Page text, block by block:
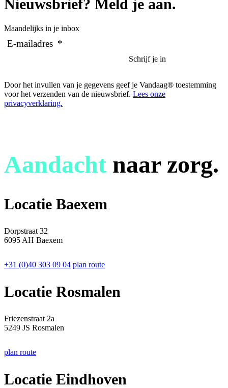
Nieuwsbrief? Meld je aan.
Maandelijks in je inbox
E-mailadres *
Door het invullen van je gegevens geef je Vandaag® toestemming
voor het verzenden van de nieuwsbrief. Lees onze
privacyverklaring.
Aandacht naar zorg.
Locatie Baexem
Dorpstraat 32
6095 AH Baexem
+31 (0)40 303 09 04 plan route
Locatie Rosmalen
Friezenstraat 2a
5249 JS Rosmalen
plan route
Locatie Eindhoven